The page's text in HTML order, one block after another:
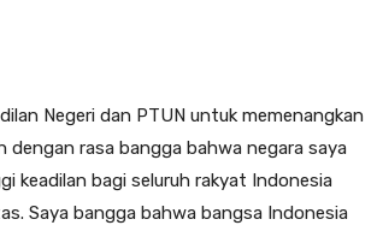
Negeri dan PTUN untuk memenangkan
dengan rasa bangga bahwa negara saya
keadilan bagi seluruh rakyat Indonesia
Saya bangga bahwa bangsa Indonesia